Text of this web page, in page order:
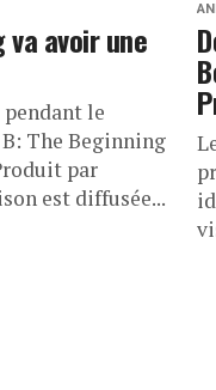
va avoir une
le
The Beginning
par
est diffusée...